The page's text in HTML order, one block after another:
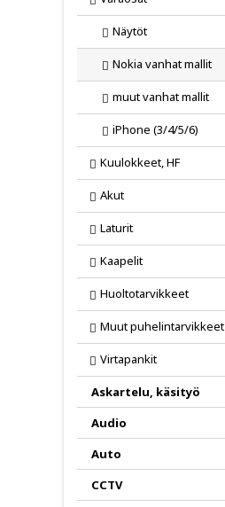
Näytöt
Nokia vanhat mallit
muut vanhat mallit
iPhone (3/4/5/6)
Kuulokkeet, HF
Akut
Laturit
Kaapelit
Huoltotarvikkeet
Muut puhelintarvikkeet
Virtapankit
Askartelu, käsityö
Audio
Auto
CCTV